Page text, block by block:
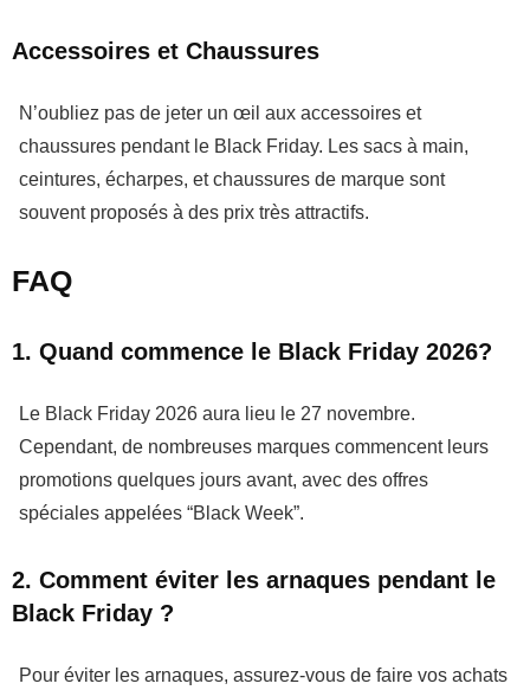
Accessoires et Chaussures
N’oubliez pas de jeter un œil aux accessoires et
chaussures pendant le Black Friday. Les sacs à main,
ceintures, écharpes, et chaussures de marque sont
souvent proposés à des prix très attractifs.
FAQ
1. Quand commence le Black Friday 2026?
Le Black Friday 2026 aura lieu le 27 novembre.
Cependant, de nombreuses marques commencent leurs
promotions quelques jours avant, avec des offres
spéciales appelées “Black Week”.
2. Comment éviter les arnaques pendant le
Black Friday ?
Pour éviter les arnaques, assurez-vous de faire vos achats